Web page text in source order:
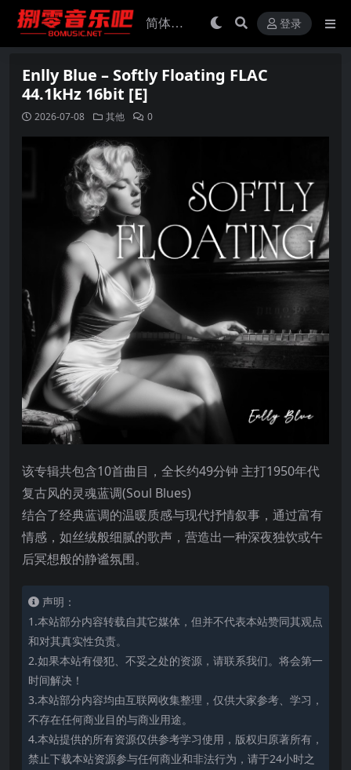
登录
Enlly Blue – Softly Floating FLAC
44.1kHz 16bit [E]
2026-07-08 其他 0
该专辑共包含10首曲目，全长约49分钟 主打1950年代
复古风的灵魂蓝调(Soul Blues)
结合了经典蓝调的温暖质感与现代抒情叙事，通过富有
情感，如丝绒般细腻的歌声，营造出一种深夜独饮或午
后冥想般的静谧氛围。
声明：
1.本站部分内容转载自其它媒体，但并不代表本站赞同其观点
和对其真实性负责。
2.如果本站有侵犯、不妥之处的资源，请联系我们。将会第一
时间解决！
3.本站部分内容均由互联网收集整理，仅供大家参考、学习，
不存在任何商业目的与商业用途。
4.本站提供的所有资源仅供参考学习使用，版权归原著所有，
禁止下载本站资源参与任何商业和非法行为，请于24小时之